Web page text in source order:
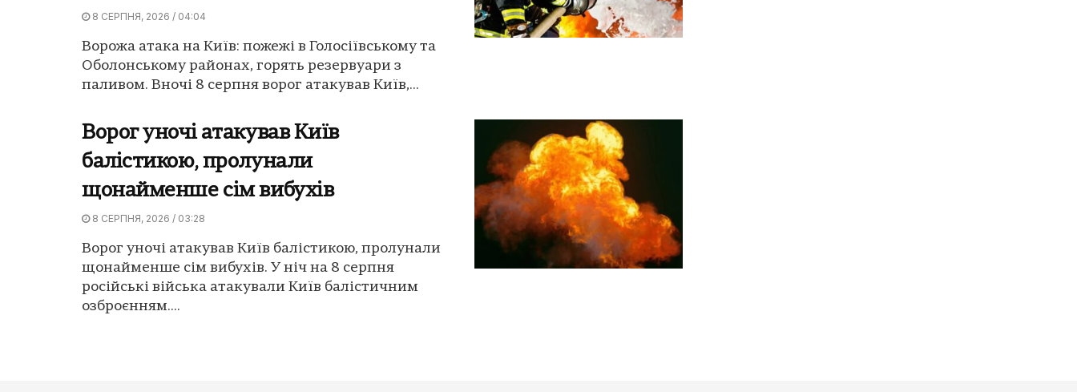
8 СЕРПНЯ, 2026 / 04:04
Ворожа атака на Київ: пожежі в Голосіївському та
Оболонському районах, горять резервуари з
паливом. Вночі 8 серпня ворог атакував Київ,...
Ворог уночі атакував Київ
балістикою, пролунали
щонайменше сім вибухів
8 СЕРПНЯ, 2026 / 03:28
Ворог уночі атакував Київ балістикою, пролунали
щонайменше сім вибухів. У ніч на 8 серпня
російські війська атакували Київ балістичним
озброєнням....